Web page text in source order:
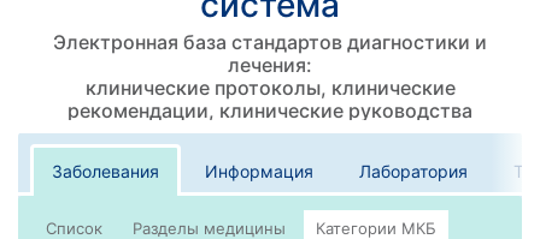
Электронная база стандартов диагностики и
лечения:
клинические протоколы, клинические
рекомендации, клинические руководства
Заболевания Информация Лаборатория
Список